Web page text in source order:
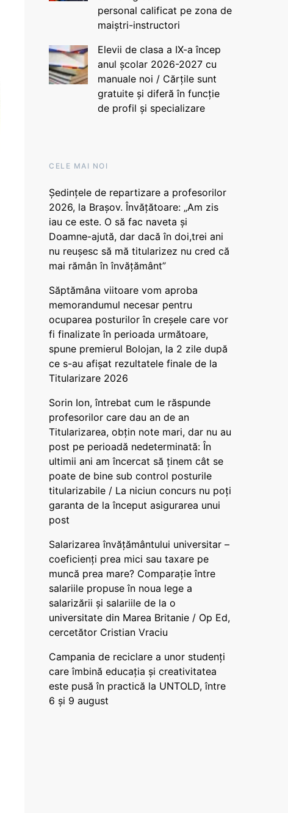
personal calificat pe zona de
maiștri-instructori
Elevii de clasa a IX-a încep
anul școlar 2026-2027 cu
manuale noi / Cărțile sunt
gratuite și diferă în funcție
de profil și specializare
CELE MAI NOI
Ședințele de repartizare a profesorilor
2026, la Brașov. Învățătoare: „Am zis
iau ce este. O să fac naveta și
Doamne-ajută, dar dacă în doi,trei ani
nu reușesc să mă titularizez nu cred că
mai rămân în învățământ”
Săptămâna viitoare vom aproba
memorandumul necesar pentru
ocuparea posturilor în creșele care vor
fi finalizate în perioada următoare,
spune premierul Bolojan, la 2 zile după
ce s-au afișat rezultatele finale de la
Titularizare 2026
Sorin Ion, întrebat cum le răspunde
profesorilor care dau an de an
Titularizarea, obțin note mari, dar nu au
post pe perioadă nedeterminată: În
ultimii ani am încercat să ținem cât se
poate de bine sub control posturile
titularizabile / La niciun concurs nu poți
garanta de la început asigurarea unui
post
Salarizarea învățământului universitar –
coeficienți prea mici sau taxare pe
muncă prea mare? Comparație între
salariile propuse în noua lege a
salarizării și salariile de la o
universitate din Marea Britanie / Op Ed,
cercetător Cristian Vraciu
Campania de reciclare a unor studenți
care îmbină educația și creativitatea
este pusă în practică la UNTOLD, între
6 și 9 august